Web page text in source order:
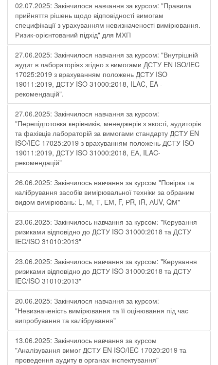
02.07.2025: Закінчилося навчання за курсом: "Правила
прийняття рішень щодо відповідності вимогам
специфікації з урахуванням невизначеності вимірювання.
Ризик-орієнтований підхід" для МХП
27.06.2025: Закінчилося навчання за курсом: "Внутрішній
аудит в лабораторіях згідно з вимогами ДСТУ EN ISO/IEC
17025:2019 з врахуванням положень ДСТУ ISO
19011:2019, ДСТУ ISO 31000:2018, ILAC, EA -
рекомендацій".
27.06.2025: Закінчилося навчання за курсом:
"Перепідготовка керівників, менеджерів з якості, аудиторів
та фахівців лабораторій за вимогами стандарту ДСТУ EN
ISO/IEC 17025:2019 з врахуванням положень ДСТУ ISO
19011:2019, ДСТУ ISO 31000:2018, ЕА, ILAC-
рекомендацій"
26.06.2025: Закінчилось навчання за курсом "Повірка та
калібрування засобів вимірювальної техніки за обраним
видом вимірювань: L, М, Т, ЕМ, F, РR, ІR, АUV, QМ"
23.06.2025: Закінчилось навчання за курсом: "Керування
ризиками відповідно до ДСТУ ISO 31000:2018 та ДСТУ
IEC/ISO 31010:2013"
23.06.2025: Закінчилось навчання за курсом: "Керування
ризиками відповідно до ДСТУ ISO 31000:2018 та ДСТУ
IEC/ISO 31010:2013"
20.06.2025: Закінчилося навчання за курсом:
"Невизначеність вимірювання та її оцінювання під час
випробування та калібрування"
13.06.2025: Закінчилось навчання за курсом
"Аналізування вимог ДСТУ EN ISO/IEC 17020:2019 та
проведення аудиту в органах інспектування"